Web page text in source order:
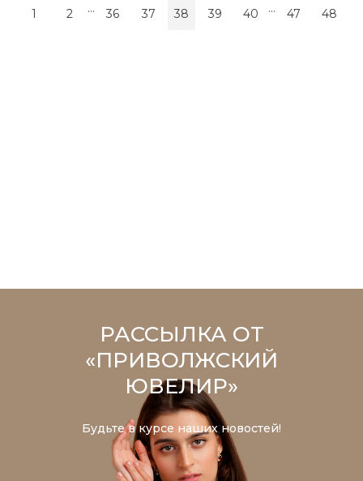
1 2 ... 36 37 38 39 40 ... 47 48
РАССЫЛКА ОТ
«ПРИВОЛЖСКИЙ
ЮВЕЛИР»
Будьте в курсе наших новостей!